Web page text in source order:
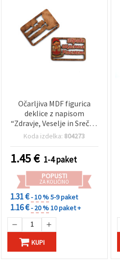
Očarljiva MDF figurica
deklice z napisom
“Zdravje, Veselje in Sreča“,
33x50x3 mm, paket 5
Koda izdelka: 804273
1.45€ 1-4 paket
POPUSTI
ZA KOLIČINO
1.31 €- 10 %5-9 paket
1.16 €- 20 %10 paket +
KUPI